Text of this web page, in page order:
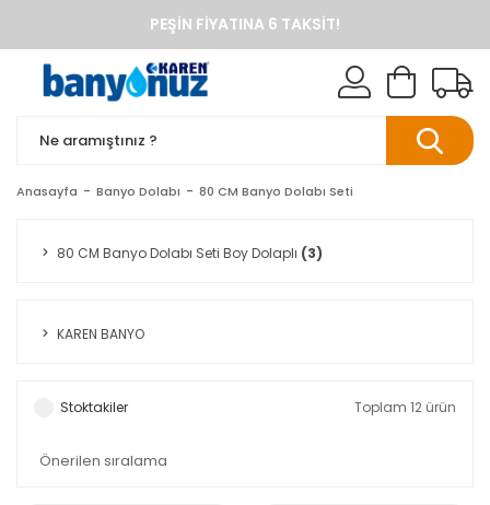
PEŞIN FIYATINA 6 TAKSIT!
ANINDA %10 HAVALE İNDIRIMI
TÜM ÜRÜNLERDE KARGO BEDAVA
KAREN BANYO RESMI ALIŞVERIŞ SITESI
Anasayfa Banyo Dolabı 80 CM Banyo Dolabı Seti
80 CM Banyo Dolabı Seti Boy Dolaplı (3)
KAREN BANYO
Stoktakiler Toplam 12 ürün